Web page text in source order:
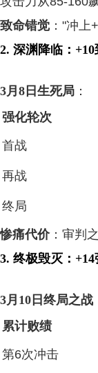
致命错觉 ："冲
2. 深渊降临：
3月8日生死局 ：
强化轮次
首战
再战
终局
惨痛代价：审判
3. 终极毁灭：
3月10日终局之战
累计败绩
第6次冲击